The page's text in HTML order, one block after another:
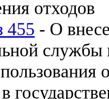
отходов
455 - О
службы